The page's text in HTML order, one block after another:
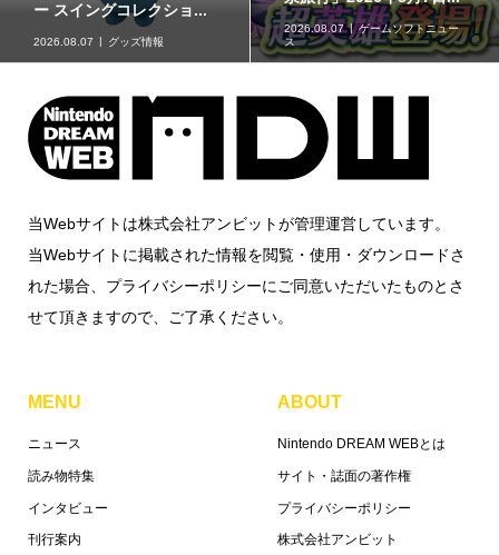
「あつめて 泳いで」で...
2026.08.06 企画記事
くりを体験!!「リアル『...
2026.08.06 取材・レポート
当Webサイトは株式会社アンビットが管理運営しています。
当Webサイトに掲載された情報を閲覧・使用・ダウンロードさ
れた場合、プライバシーポリシーにご同意いただいたものとさ
せて頂きますので、ご了承ください。
MENU
ニュース
読み物特集
インタビュー
刊行案内
ABOUT
Nintendo DREAM WEBとは
サイト・誌面の著作権
プライバシーポリシー
株式会社アンビット